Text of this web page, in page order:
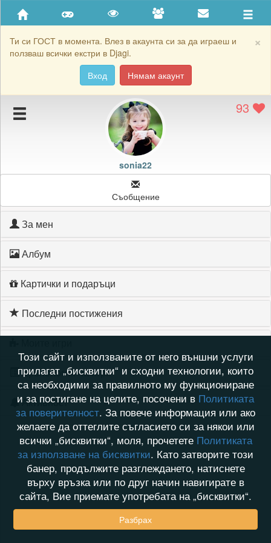
×
Ти си ГОСТ в момента. Влез в акаунта си за да играеш и
ползваш всички екстри в Djagi.
Вход
Нямам акаунт
Приятели
Хронология на игри
Подаръците на sonia22
Картичките на sonia22
93
sonia22
Съобщение
За мен
Албум
Картички и подаръци
Последни постижения
Хронология на игри
Активност
Този сайт и използваните от него външни услуги
прилагат „бисквитки“ и сходни технологии, които
са необходими за правилното му функциониране
и за постигане на целите, посочени в Политиката
за поверителност. За повече информация или ако
желаете да оттеглите съгласието си за някои или
всички „бисквитки“, моля, прочетете Политиката
за използване на бисквитки. Като затворите този
банер, продължите разглеждането, натиснете
върху връзка или по друг начин навигирате в
сайта, Вие приемате употребата на „бисквитки“.
Разбрах